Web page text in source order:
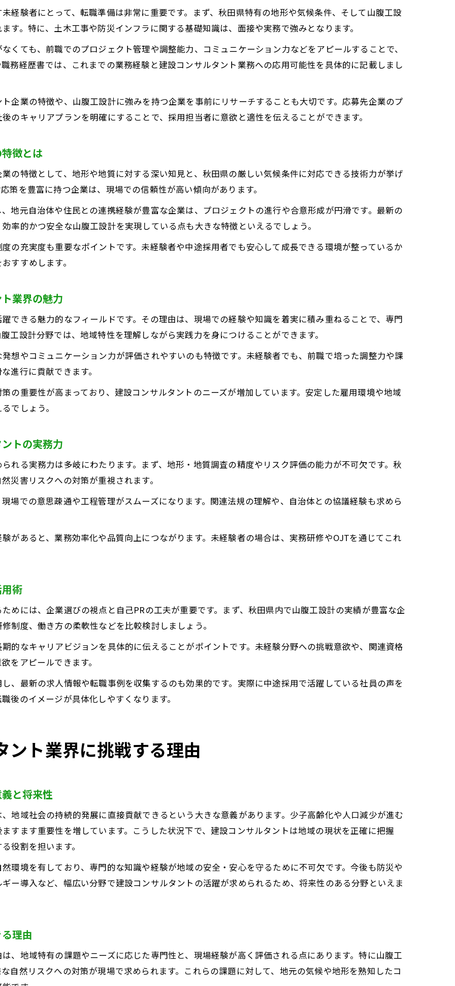
秋田県特有の課題に強い建設コンサルタントの工夫
建設コンサルタント業界への転職が注目される背景
工設計のやりがいとキャリア展望を探る
山腹工設計で得られる建設コンサルタントのやりがい
山腹工設計経験が建設コンサルタントの強みに
建設コンサルタントで広がる山腹工設計のキャリア
リアアップに効く企業選びの新常識とは
建設コンサルタント選びで押さえたい企業比較のコツ
キャリアアップ志望者に建設コンサルタントが支持される理由
山腹工設計と建設コンサルタントの企業選びポイント
転職で重視すべき建設コンサルタントの魅力
建設コンサルタント業界で注目すべき企業の特徴
を活かした中途採用成功の秘訣
山腹工設計の実績を中途採用でアピールする方法
建設コンサルタントで実務力を評価されるポイント
中途採用で選ばれる建設コンサルタントの条件
県で安定して働く転職先の見極め方
秋田県内で信頼される建設コンサルタントの特徴
転職先の安定性を見極める建設コンサルタント視点
経験者にとって、転職準備は非常に重要です。まず、秋田県特有の地形や気候条件、そして山腹工設
す。特に、土木工事や防災インフラに関する基礎知識は、面接や実務で強みとなります。
くても、前職でのプロジェクト管理や調整能力、コミュニケーション力などをアピールすることで、
務経歴書では、これまでの業務経験と建設コンサルタント業務への応用可能性を具体的に記載しまし
企業の特徴や、山腹工設計に強みを持つ企業を事前にリサーチすることも大切です。応募先企業のプ
のキャリアプランを明確にすることで、採用担当者に意欲と適性を伝えることができます。
徴とは
の特徴として、地形や地質に対する深い知見と、秋田県の厳しい気候条件に対応できる技術力が挙げ
策を豊富に持つ企業は、現場での信頼性が高い傾向があります。
地元自治体や住民との連携経験が豊富な企業は、プロジェクトの進行や合意形成が円滑です。最新の
率的かつ安全な山腹工設計を実現している点も大きな特徴といえるでしょう。
の充実度も重要なポイントです。未経験者や中途採用者でも安心して成長できる環境が整っているか
すすめします。
業界の魅力
できる魅力的なフィールドです。その理由は、現場での経験や知識を着実に積み重ねることで、専門
工設計分野では、地域特性を理解しながら実践力を身につけることができます。
想やコミュニケーション力が評価されやすいのも特徴です。未経験者でも、前職で培った調整力や課
進行に貢献できます。
の重要性が高まっており、建設コンサルタントのニーズが増加しています。安定した雇用環境や地域
でしょう。
トの実務力
れる実務力は多岐にわたります。まず、地形・地質調査の精度やリスク評価の能力が不可欠です。秋
災害リスクへの対策が重視されます。
場での意思疎通や工程管理がスムーズになります。関連法規の理解や、自治体との協議経験も求めら
があると、業務効率化や品質向上につながります。未経験者の場合は、実務研修やOJTを通じてこれ
術
めには、企業選びの視点と自己PRの工夫が重要です。まず、秋田県内で山腹工設計の実績が豊富な企
制度、働き方の柔軟性などを比較検討しましょう。
的なキャリアビジョンを具体的に伝えることがポイントです。未経験分野への挑戦意欲や、関連資格
をアピールできます。
、最新の求人情報や転職事例を収集するのも効果的です。実際に中途採用で活躍している社員の声を
後のイメージが具体化しやすくなります。
ント業界に挑戦する理由
と将来性
地域社会の持続的発展に直接貢献できるという大きな意義があります。少子高齢化や人口減少が進む
すます重要性を増しています。こうした状況下で、建設コンサルタントは地域の現状を正確に把握
役割を担います。
環境を有しており、専門的な知識や経験が地域の安全・安心を守るために不可欠です。今後も防災や
ー導入など、幅広い分野で建設コンサルタントの活躍が求められるため、将来性のある分野といえま
理由
、地域特有の課題やニーズに応じた専門性と、現場経験が高く評価される点にあります。特に山腹工
自然リスクへの対策が現場で求められます。これらの課題に対して、地元の気候や地形を熟知したコ